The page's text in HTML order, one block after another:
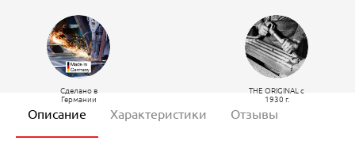
Сделано в
Германии
THE ORIGINAL c
1930 г.
Описание Характеристики Отзывы